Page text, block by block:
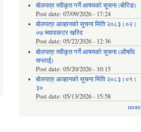
बोलपत्र स्वीकृत गर्ने आषयको सूचना (बोरिङ)
Post date: 07/09/2026 - 17:24
बोलपत्र आव्हानको सूचना मिति २०८३।०२।
०७ च्यापाकटर खरिद
Post date: 05/22/2026 - 12:36
बोलपत्र स्वीकृत गर्ने आषयको सूचना (औषधि
सप्लाई)
Post date: 05/20/2026 - 10:15
बोलपत्र आव्हानको सूचना मिति २०८३।०१।
३०
Post date: 05/13/2026 - 15:58
more